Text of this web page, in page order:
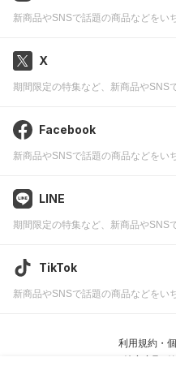
新商品やSNSで話題の商品などをい
X
期間限定の特集など、新商品やSNS
Facebook
新商品やSNSで話題の商品などをい
LINE
期間限定の特集など、新商品やSNS
TikTok
新商品やSNSで話題の商品などをい
利用規約・
特定商取引